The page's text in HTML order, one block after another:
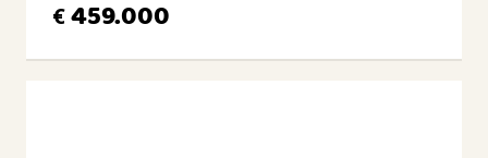
€459.000